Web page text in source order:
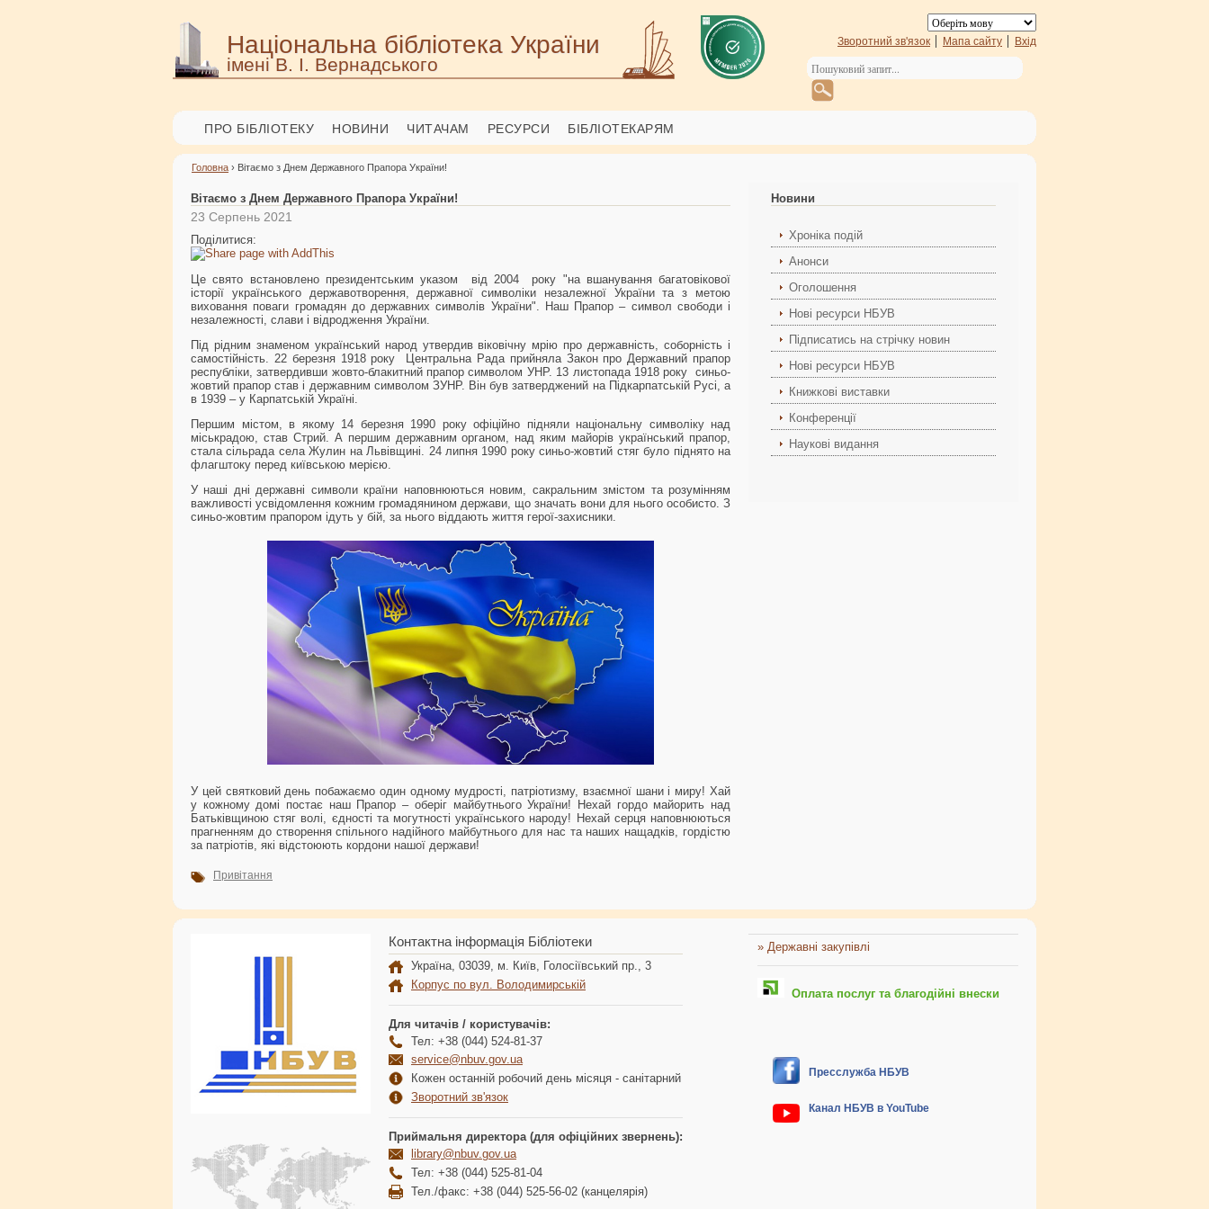
Національна бібліотека України
імені В. І. Вернадського
Зворотний зв'язок Мапа сайту Вхід
ПРО БІБЛІОТЕКУ НОВИНИ ЧИТАЧАМ РЕСУРСИ БІБЛІОТЕКАРЯМ
Головна › Вітаємо з Днем Державного Прапора України!
Вітаємо з Днем Державного Прапора України!
23 Серпень 2021
Поділитися:
Це свято встановлено президентським указом від 2004 року "на вшанування багатовікової
історії українського державотворення, державної символіки незалежної України та з метою
виховання поваги громадян до державних символів України". Наш Прапор – символ свободи і
незалежності, слави і відродження України.
Під рідним знаменом український народ утвердив віковічну мрію про державність, соборність і
самостійність. 22 березня 1918 року Центральна Рада прийняла Закон про Державний прапор
республіки, затвердивши жовто-блакитний прапор символом УНР. 13 листопада 1918 року синьо-
жовтий прапор став і державним символом ЗУНР. Він був затверджений на Підкарпатській Русі, а
в 1939 – у Карпатській Україні.
Першим містом, в якому 14 березня 1990 року офіційно підняли національну символіку над
міськрадою, став Стрий. А першим державним органом, над яким майорів український прапор,
стала сільрада села Жулин на Львівщині. 24 липня 1990 року синьо-жовтий стяг було піднято на
флагштоку перед київською мерією.
У наші дні державні символи країни наповнюються новим, сакральним змістом та розумінням
важливості усвідомлення кожним громадянином держави, що значать вони для нього особисто. З
синьо-жовтим прапором ідуть у бій, за нього віддають життя герої-захисники.
У цей святковий день побажаємо один одному мудрості, патріотизму, взаємної шани і миру! Хай
у кожному домі постає наш Прапор – оберіг майбутнього України! Нехай гордо майорить над
Батьківщиною стяг волі, єдності та могутності українського народу! Нехай серця наповнюються
прагненням до створення спільного надійного майбутнього для нас та наших нащадків, гордістю
за патріотів, які відстоюють кордони нашої держави!
Привітання
Новини
Хроніка подій
Анонси
Оголошення
Нові ресурси НБУВ
Підписатись на стрічку новин
Нові ресурси НБУВ
Книжкові виставки
Конференції
Наукові видання
Контактна інформація Бібліотеки
Україна, 03039, м. Київ, Голосіївський пр., 3
Корпус по вул. Володимирській
Для читачів / користувачів:
Тел: +38 (044) 524-81-37
service@nbuv.gov.ua
Кожен останній робочий день місяця - санітарний
Зворотний зв'язок
Приймальня директора (для офіційних звернень):
library@nbuv.gov.ua
Тел: +38 (044) 525-81-04
Тел./факс: +38 (044) 525-56-02 (канцелярія)
» Державні закупівлі
Оплата послуг та благодійні внески
Пресслужба НБУВ
Канал НБУВ в YouTube